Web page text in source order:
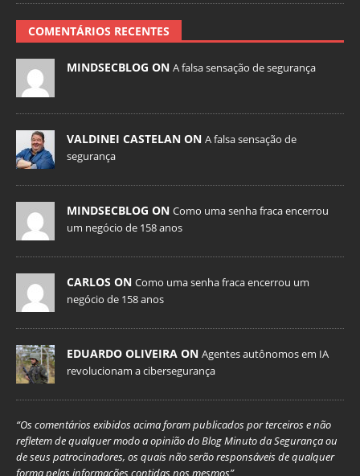
COMENTÁRIOS RECENTES
MINDSECBLOG ON A falsa sensação de segurança
VALDINEI CASTELAN ON A falsa sensação de
segurança
MINDSECBLOG ON Como uma senha fraca encerrou
um negócio de 158 anos
CARLOS ON Como uma senha fraca encerrou um
negócio de 158 anos
EDUARDO OLIVEIRA ON Agentes autônomos em IA
revolucionam a cibersegurança
“Os comentários exibidos acima foram publicados por terceiros e não
refletem de qualquer modo a opinião do Blog Minuto da Segurança ou
de seus patrocinadores, os quais não serão responsáveis de qualquer
forma pelas informações contidas nos mesmos”